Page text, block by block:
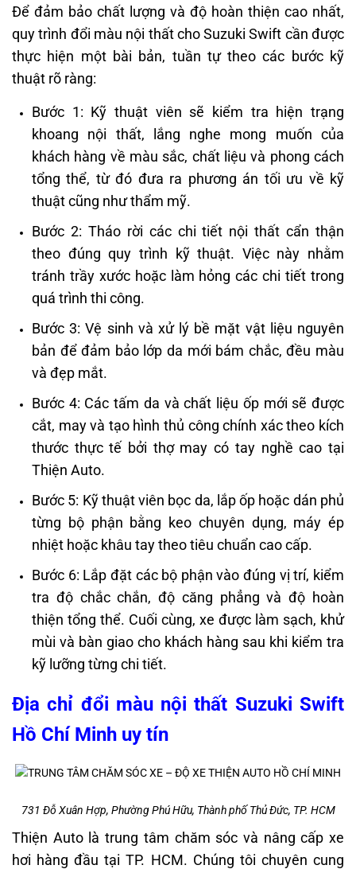
Để đảm bảo chất lượng và độ hoàn thiện cao nhất,
quy trình đổi màu nội thất cho Suzuki Swift cần được
thực hiện một bài bản, tuần tự theo các bước kỹ
thuật rõ ràng:
Bước 1: Kỹ thuật viên sẽ kiểm tra hiện trạng
khoang nội thất, lắng nghe mong muốn của
khách hàng về màu sắc, chất liệu và phong cách
tổng thể, từ đó đưa ra phương án tối ưu về kỹ
thuật cũng như thẩm mỹ.
Bước 2: Tháo rời các chi tiết nội thất cẩn thận
theo đúng quy trình kỹ thuật. Việc này nhằm
tránh trầy xước hoặc làm hỏng các chi tiết trong
quá trình thi công.
Bước 3: Vệ sinh và xử lý bề mặt vật liệu nguyên
bản để đảm bảo lớp da mới bám chắc, đều màu
và đẹp mắt.
Bước 4: Các tấm da và chất liệu ốp mới sẽ được
cắt, may và tạo hình thủ công chính xác theo kích
thước thực tế bởi thợ may có tay nghề cao tại
Thiện Auto.
Bước 5: Kỹ thuật viên bọc da, lắp ốp hoặc dán phủ
từng bộ phận bằng keo chuyên dụng, máy ép
nhiệt hoặc khâu tay theo tiêu chuẩn cao cấp.
Bước 6: Lắp đặt các bộ phận vào đúng vị trí, kiểm
tra độ chắc chắn, độ căng phẳng và độ hoàn
thiện tổng thể. Cuối cùng, xe được làm sạch, khử
mùi và bàn giao cho khách hàng sau khi kiểm tra
kỹ lưỡng từng chi tiết.
Địa chỉ đổi màu nội thất Suzuki Swift
Hồ Chí Minh uy tín
731 Đỗ Xuân Hợp, Phường Phú Hữu, Thành phố Thủ Đức, TP. HCM
Thiện Autolà trung tâm chăm sóc và nâng cấp xe
hơi hàng đầu tại TP. HCM. Chúng tôi chuyên cung